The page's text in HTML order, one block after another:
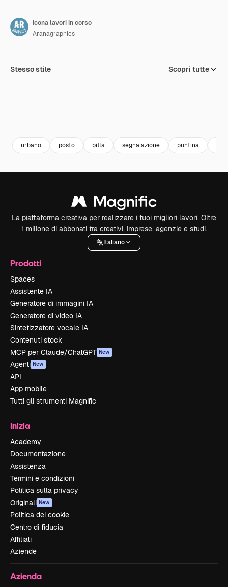
Icona lavori in corso
Aranagraphics
Stesso stile Scopri tutte
urbano posto bitta segnalazione puntina
La piattaforma creativa per realizzare i tuoi migliori lavori. Oltre
1 milione di abbonati tra creativi, imprese, agenzie e studi.
Italiano
Prodotti
Spaces
Assistente IA
Generatore di immagini IA
Generatore di video IA
Sintetizzatore vocale IA
Contenuti stock
MCP per Claude/ChatGPT New
Agenti New
API
App mobile
Tutti gli strumenti Magnific
Inizia
Academy
Documentazione
Assistenza
Termini e condizioni
Politica sulla privacy
Originali New
Politica dei cookie
Centro di fiducia
Affiliati
Aziende
Azienda